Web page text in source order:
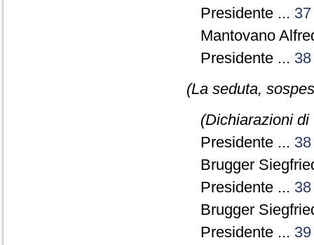
Presidente ... 37
Mantovano
Presidente ... 38
(La seduta,
(Dichiarazioni
Presidente ... 38
Brugger
Presidente ... 38
Brugger
Presidente ... 39